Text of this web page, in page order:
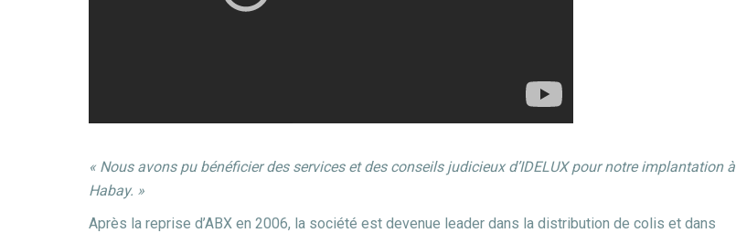
« Nous avons pu bénéficier des services et des conseils judicieux d’IDELUX pour notre implantation à
Habay. »
Après la reprise d’ABX en 2006, la société est devenue leader dans la distribution de colis et dans